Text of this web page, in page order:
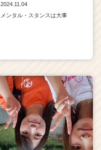
2024.11.04
メンタル・スタンスは大事